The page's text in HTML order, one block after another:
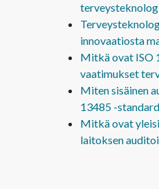
innovaatiosta
Mitkä ovat ISO
vaatimukset
Miten sisäinen
13485 -
Mitkä ovat
laitoksen